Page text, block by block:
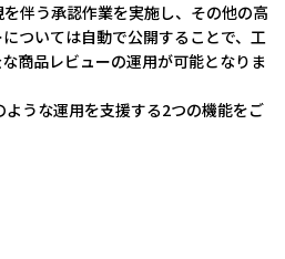
伴う承認作業を実施し、その他の高
ついては自動で公開することで、工
商品レビューの運用が可能となりま
うな運用を支援する2つの機能をご